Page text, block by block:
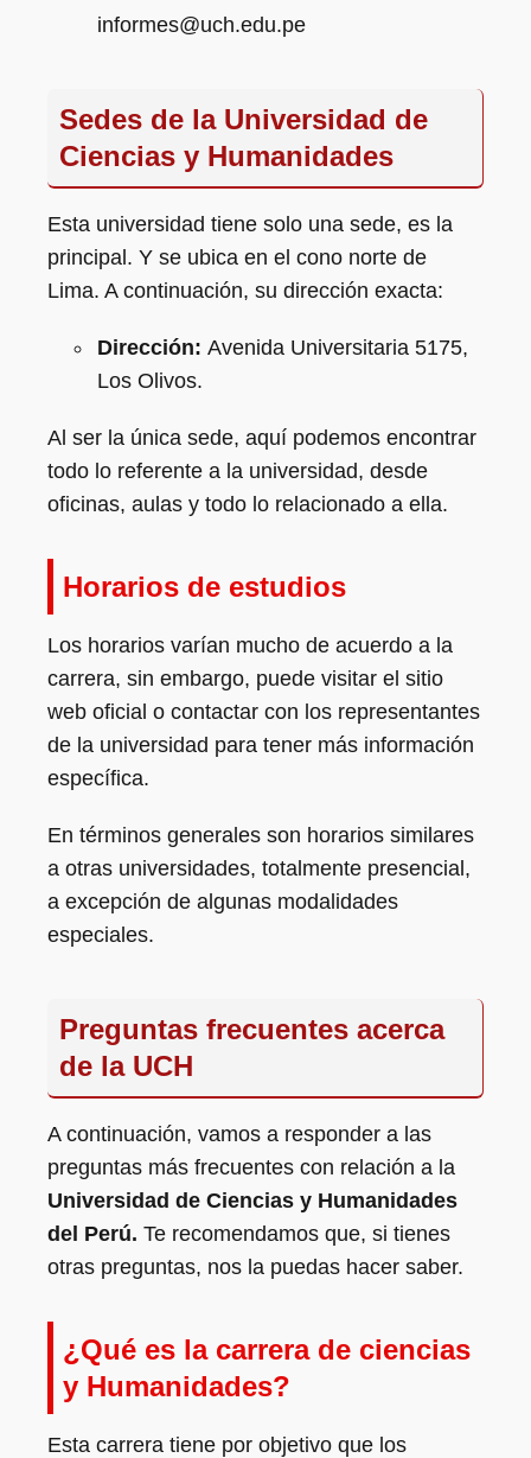
informes@uch.edu.pe
Sedes de la Universidad de
Ciencias y Humanidades
Esta universidad tiene solo una sede, es la
principal. Y se ubica en el cono norte de
Lima. A continuación, su dirección exacta:
Dirección: Avenida Universitaria 5175,
Los Olivos.
Al ser la única sede, aquí podemos encontrar
todo lo referente a la universidad, desde
oficinas, aulas y todo lo relacionado a ella.
Horarios de estudios
Los horarios varían mucho de acuerdo a la
carrera, sin embargo, puede visitar el sitio
web oficial o contactar con los representantes
de la universidad para tener más información
específica.
En términos generales son horarios similares
a otras universidades, totalmente presencial,
a excepción de algunas modalidades
especiales.
Preguntas frecuentes acerca
de la UCH
A continuación, vamos a responder a las
preguntas más frecuentes con relación a la
Universidad de Ciencias y Humanidades
del Perú. Te recomendamos que, si tienes
otras preguntas, nos la puedas hacer saber.
¿Qué es la carrera de ciencias
y Humanidades?
Esta carrera tiene por objetivo que los